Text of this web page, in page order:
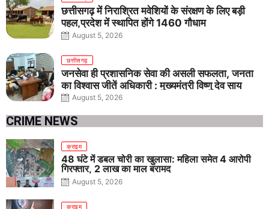
छत्तीसगढ़ में निराश्रित मवेशियों के संरक्षण के लिए बड़ी
पहल,प्रदेश में स्थापित होंगे 1460 गौधाम
August 5, 2026
छत्तीसगढ़
जनसेवा ही प्रशासनिक सेवा की असली सफलता, जनता
का विश्वास जीतें अधिकारी : मुख्यमंत्री विष्णु देव साय
August 5, 2026
CRIME NEWS
क्राइम
48 घंटे में डबल चोरी का खुलासा: महिला समेत 4 आरोपी
गिरफ्तार, 2 लाख का माल बरामद
August 5, 2026
क्राइम